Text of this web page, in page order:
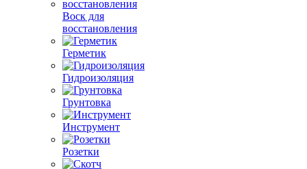
Воск для
восстановления
Герметик
Гидроизоляция
Грунтовка
Инструмент
Розетки